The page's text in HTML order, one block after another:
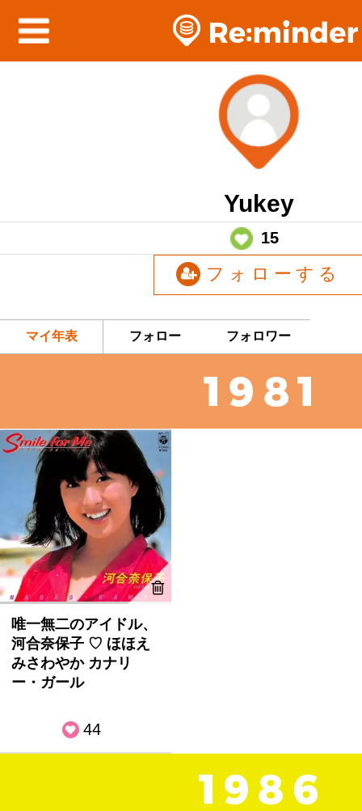
Yukey
15
フォローする
マイ年表 フォロー フォロワー
唯一無二のアイドル、
河合奈保子 ♡ ほほえ
みさわやか カナリ
ー・ガール
44